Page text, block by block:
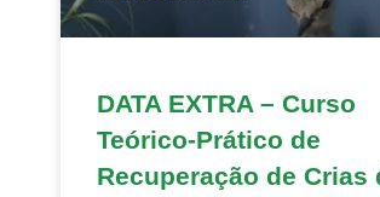
DATA EXTRA – Curso
Teórico-Prático de
Recuperação de Crias